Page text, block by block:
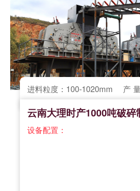
进料粒度：100-1020mm 产
设备配置：